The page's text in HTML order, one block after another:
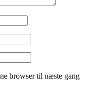
browser til næste gang